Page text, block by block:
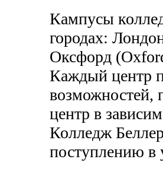
Кампусы
городах:
Оксфорд
Каждый центр
возможностей,
центр в
Колледж
поступлению в